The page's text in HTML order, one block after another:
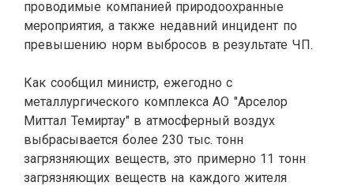
проводимые компанией природоохранные
мероприятия, а также недавний инцидент по
превышению норм выбросов в результате ЧП.
Как сообщил министр, ежегодно с
металлургического комплекса АО "Арселор
Миттал Темиртау" в атмосферный воздух
выбрасывается более 230 тыс. тонн
загрязняющих веществ, это примерно 11 тонн
загрязняющих веществ на каждого жителя